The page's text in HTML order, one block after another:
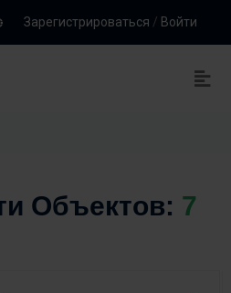
Зарегистрироваться / Войти
Объектов: 7